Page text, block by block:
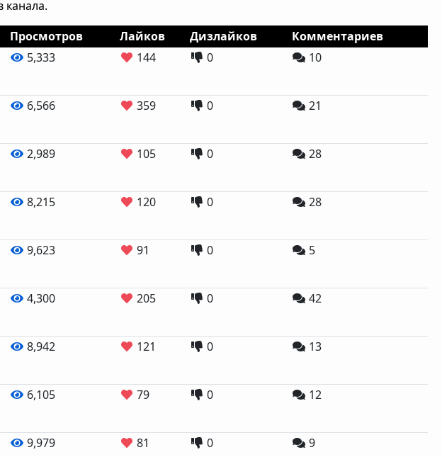
канала.
Просмотров Лайков Дизлайков
Комментариев
5,333 144 0 10
6,566 359 0 21
2,989 105 0 28
8,215 120 0 28
9,623 91 0 5
4,300 205 0 42
8,942 121 0 13
6,105 79 0 12
9,979 81 0 9